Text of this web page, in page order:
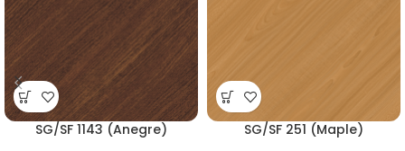
SG/SF 1143 (Anegre) SG/SF 251 (Maple)